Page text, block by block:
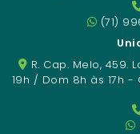
(71)
R. Cap. Melo, 459.
19h / Dom 8h às 17h -